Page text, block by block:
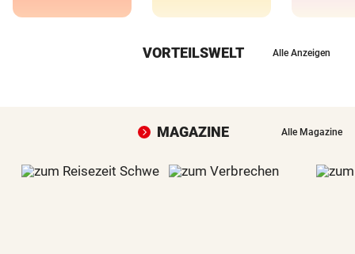
VORTEILSWELT Alle Anzeigen
MAGAZINE Alle Magazine